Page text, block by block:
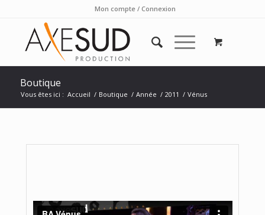
Mon compte / Connexion
Boutique
Vous êtes ici : Accueil / Boutique / Année / 2011 / Vénus